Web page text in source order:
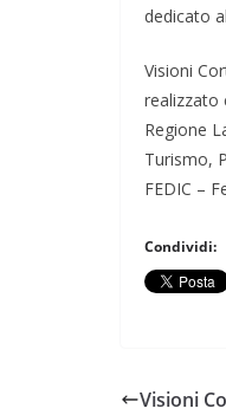
dedicato
Visioni
realizzato
Regione
Turismo,
FEDIC –
Condividi:
Visioni